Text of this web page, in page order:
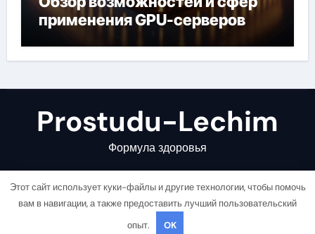
применения GPU-серверов
Prostudu-Lechim
Формула здоровья
Copyright © All rights reserved |
Этот сайт использует куки-файлы и другие технологии, чтобы помочь
вам в навигации, а также предоставить лучший пользовательский
опыт.
OK